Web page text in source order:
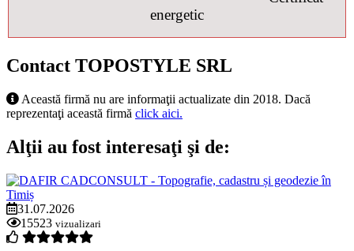
energetic
Contact TOPOSTYLE SRL
Această firmă nu are informaţii actualizate din 2018. Dacă
reprezentaţi această firmă click aici.
Alţii au fost interesaţi şi de:
31.07.2026
15523 vizualizari